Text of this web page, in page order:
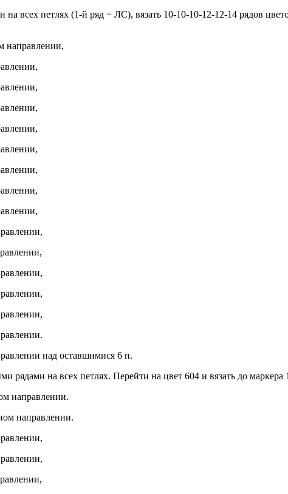
всех петлях (1-й ряд = ЛС), вязать 10-10-10-12-12-14 рядов
направлении,
над оставшимися 6 п.
рядами на всех петлях. Перейти на цвет 604 и вязать до маркера
направлении.
направлении.